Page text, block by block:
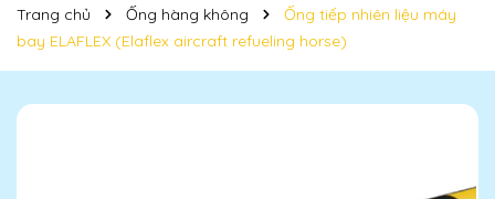
Trang chủ Ống hàng không
Ống tiếp nhiên liệu máy
bay ELAFLEX (Elaflex aircraft refueling horse)